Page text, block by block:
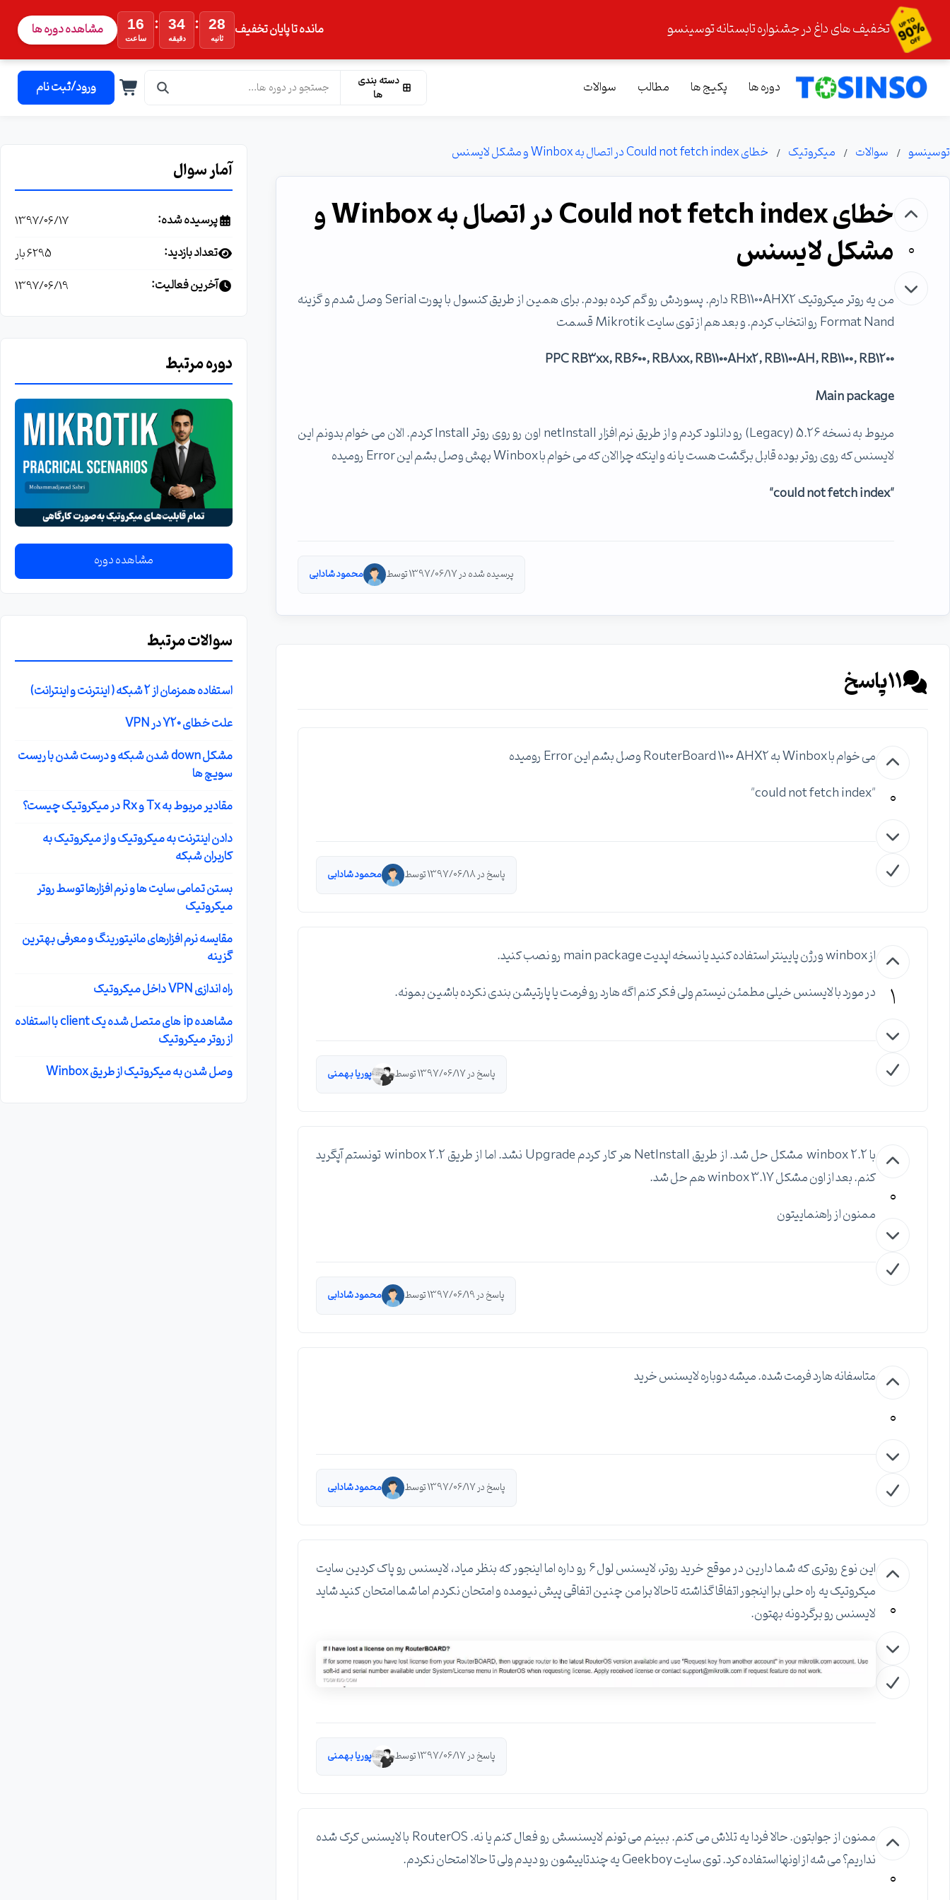
تخفیف های داغ در جشنواره تابستانه توسینسو مانده تا پایان تخفیف 16
ساعت
: 34
دقیقه
: 27
ثانیه مشاهده دوره ها
دوره ها پکیج ها مطالب سوالات
دسته بندی
ها
ورود/ثبت نام
توسینسو سوالات میکروتیک خطای Could not fetch index در اتصال به Winbox و مشکل لایسنس
0
خطای Could not fetch index در اتصال به Winbox و
مشکل لایسنس
من یه روتر میکروتیک RB1100AHX2 دارم. پسوردش رو گم کرده بودم. برای همین از طریق کنسول با پورت Serial وصل شدم و گزینه
Format Nand رو انتخاب کردم. و بعد هم از توی سایت Mikrotik قسمت
PPC RB3xx, RB600, RB8xx, RB1100AHx2, RB1100AH, RB1100, RB1200
Main package
مربوط به نسخه 5.26 (Legacy) رو دانلود کردم و از طریق نرم افزار netInstall اون رو روی روتر Install کردم. الان می خوام بدونم این
لایسنس که روی روتر بوده قابل برگشت هست یا نه و اینکه چرا الان که می خوام با Winbox بهش وصل بشم این Error رومیده
"could not fetch index"
پرسیده شده در 1397/06/17 توسط محمود شادابی
11پاسخ
0
می خوام با Winbox به RouterBoard 1100 AHX2 وصل بشم این Error رومیده
"could not fetch index"
پاسخ در 1397/06/18 توسط محمود شادابی
1
از winbox ورژن پایینتر استفاده کنید یا نسخه اپدیت main package رو نصب کنید.
در مورد با لایسنس خیلی مطمئن نیستم ولی فکر کنم اگه هارد رو فرمت یا پارتیشن بندی نکرده باشین بمونه.
پاسخ در 1397/06/17 توسط پوریا بهمنی
0
با winbox 2.2 مشکل حل شد. از طریق NetInstall هر کار کردم Upgrade نشد. اما از طریق winbox 2.2 تونستم آپگرید
کنم. بعد از اون مشکل winbox 3.17 هم حل شد.
ممنون از راهنماییتون
پاسخ در 1397/06/19 توسط محمود شادابی
0
متاسفانه هارد فرمت شده. میشه دوباره لایسنس خرید
پاسخ در 1397/06/17 توسط محمود شادابی
0
این نوع روتری که شما دارین در موقع خرید روتر، لایسنس لول 6 رو داره اما اینجور که بنظر میاد، لایسنس رو پاک کردین سایت
میکروتیک یه راه حلی برا اینجور اتفاقا گذاشته تاحالا برا من چنین اتفاقی پیش نیومده و امتحان نکردم اما شما امتحان کنید شاید
لایسنس رو برگردونه بهتون.
پاسخ در 1397/06/17 توسط پوریا بهمنی
0
ممنون از جوابتون. حالا فردا یه تلاش می کنم. ببینم می تونم لایسنسش رو فعال کنم یا نه. RouterOS با لایسنس کرک شده
نداریم؟ می شه از اونها استفاده کرد. توی سایت Geekboy یه چندتاییشون رو دیدم ولی تا حالا امتحان نکردم.
آمار سوال
پرسیده شده: 1397/06/17
تعداد بازدید: 6295 بار
آخرین فعالیت: 1397/06/19
دوره مرتبط
مشاهده دوره
سوالات مرتبط
استفاده همزمان از 2 شبکه ( اینترنت و اینترانت)
علت خطای 720 در VPN
مشکل down شدن شبکه و درست شدن با ریست
سویچ ها
مقادیر مربوط به Tx و Rx در میکروتیک چیست؟
دادن اینترنت به میکروتیک و از میکروتیک به
کاربران شبکه
بستن تمامی سایت ها و نرم افزارها توسط روتر
میکروتیک
مقایسه نرم افزارهای مانیتورینگ و معرفی بهترین
گزینه
راه اندازی VPN داخل میکروتیک
مشاهده ip های متصل شده یک client با استفاده
از روتر میکروتیک
وصل شدن به میکروتیک از طریق Winbox